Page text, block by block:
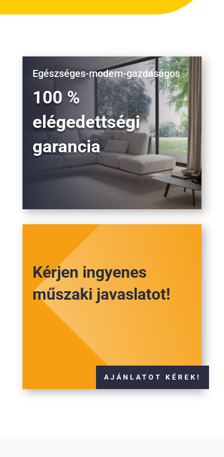
Egészséges-modern-gazdaságos
100 %
elégedettségi
garancia
Kérjen ingyenes
műszaki javaslatot!
AJÁNLATOT KÉREK!